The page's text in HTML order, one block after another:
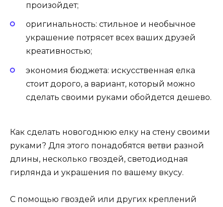
произойдет;
оригинальность: стильное и необычное
украшение потрясет всех ваших друзей
креативностью;
экономия бюджета: искусственная елка
стоит дорого, а вариант, который можно
сделать своими руками обойдется дешево.
Как сделать новогоднюю елку на стену своими
руками? Для этого понадобятся ветви разной
длины, несколько гвоздей, светодиодная
гирлянда и украшения по вашему вкусу.
С помощью гвоздей или других креплений